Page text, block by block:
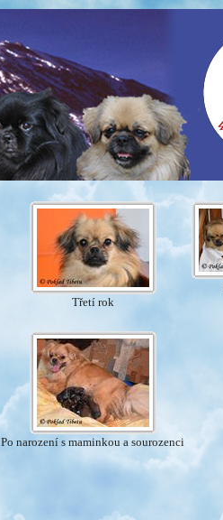
Třetí rok
Po narození s maminkou a sourozenci